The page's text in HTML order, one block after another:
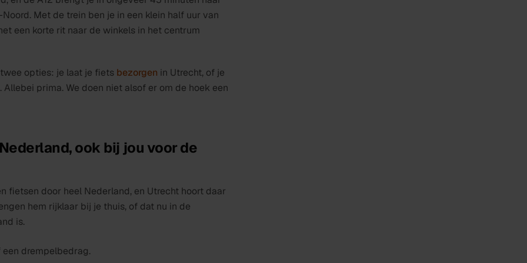
Met de trein ben je in een klein half uur van
een korte rit naar de winkels in het centrum
opties: je laat je fiets bezorgen in Utrecht, of je
prima. We doen niet alsof er om de hoek een
ook bij jou voor de
fietsen door heel Nederland, en Utrecht hoort daar
hem rijklaar bij je thuis, of dat nu in de
is.
drempelbedrag.